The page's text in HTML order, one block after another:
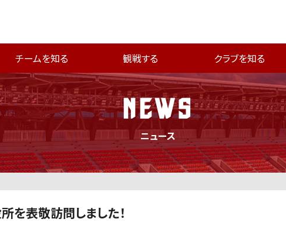
チームを知る 観戦する クラブを知る
NEWS
ニュース
を表敬訪問しました！